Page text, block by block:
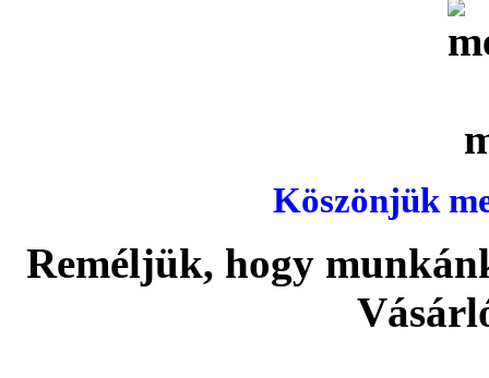
Köszönjük
Reméljük, hogy